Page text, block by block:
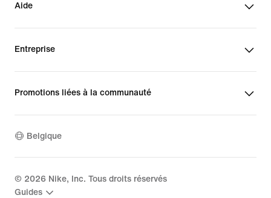
Aide
Entreprise
Promotions liées à la communauté
Belgique
© 2026 Nike, Inc. Tous droits réservés
Guides